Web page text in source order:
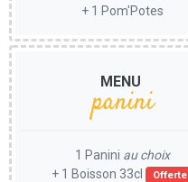
+ 1 Pom'Potes
MENU
panini
1 Panini au choix
+ 1 Boisson 33cl
Offerte